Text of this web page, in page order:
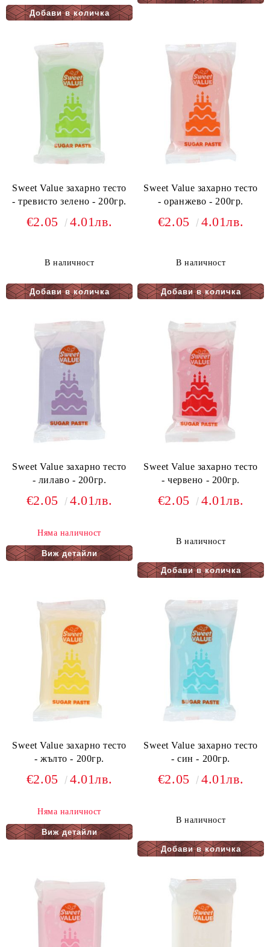
Sweet Value захарно тесто
- тревисто зелено - 200гр.
€2.05 4.01лв.
В наличност
Sweet Value захарно тесто
- оранжево - 200гр.
€2.05 4.01лв.
В наличност
Sweet Value захарно тесто
- лилаво - 200гр.
€2.05 4.01лв.
Няма наличност
Виж детайли
Sweet Value захарно тесто
- червено - 200гр.
€2.05 4.01лв.
В наличност
Sweet Value захарно тесто
- жълто - 200гр.
€2.05 4.01лв.
Няма наличност
Виж детайли
Sweet Value захарно тесто
- син - 200гр.
€2.05 4.01лв.
В наличност